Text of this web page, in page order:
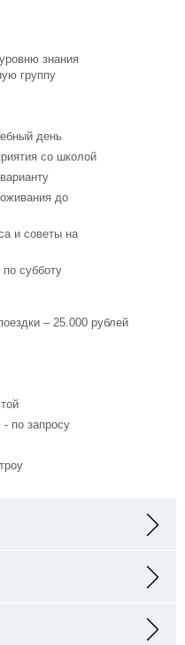
знания
группу
день
со школой
до
и советы на
субботу
– 25.000 рублей
- по запросу